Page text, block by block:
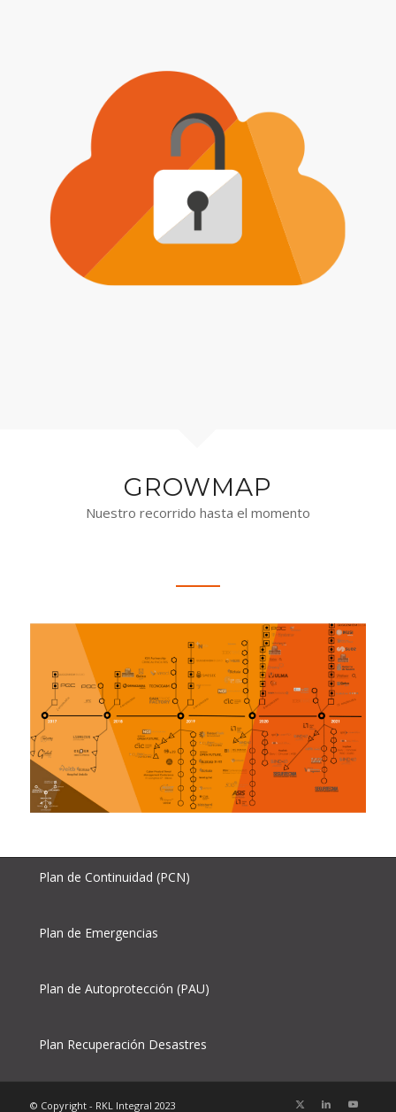
GROWMAP
Nuestro recorrido hasta el momento
Plan de Continuidad (PCN)
Plan de Emergencias
Plan de Autoprotección (PAU)
Plan Recuperación Desastres
© Copyright - RKL Integral 2023